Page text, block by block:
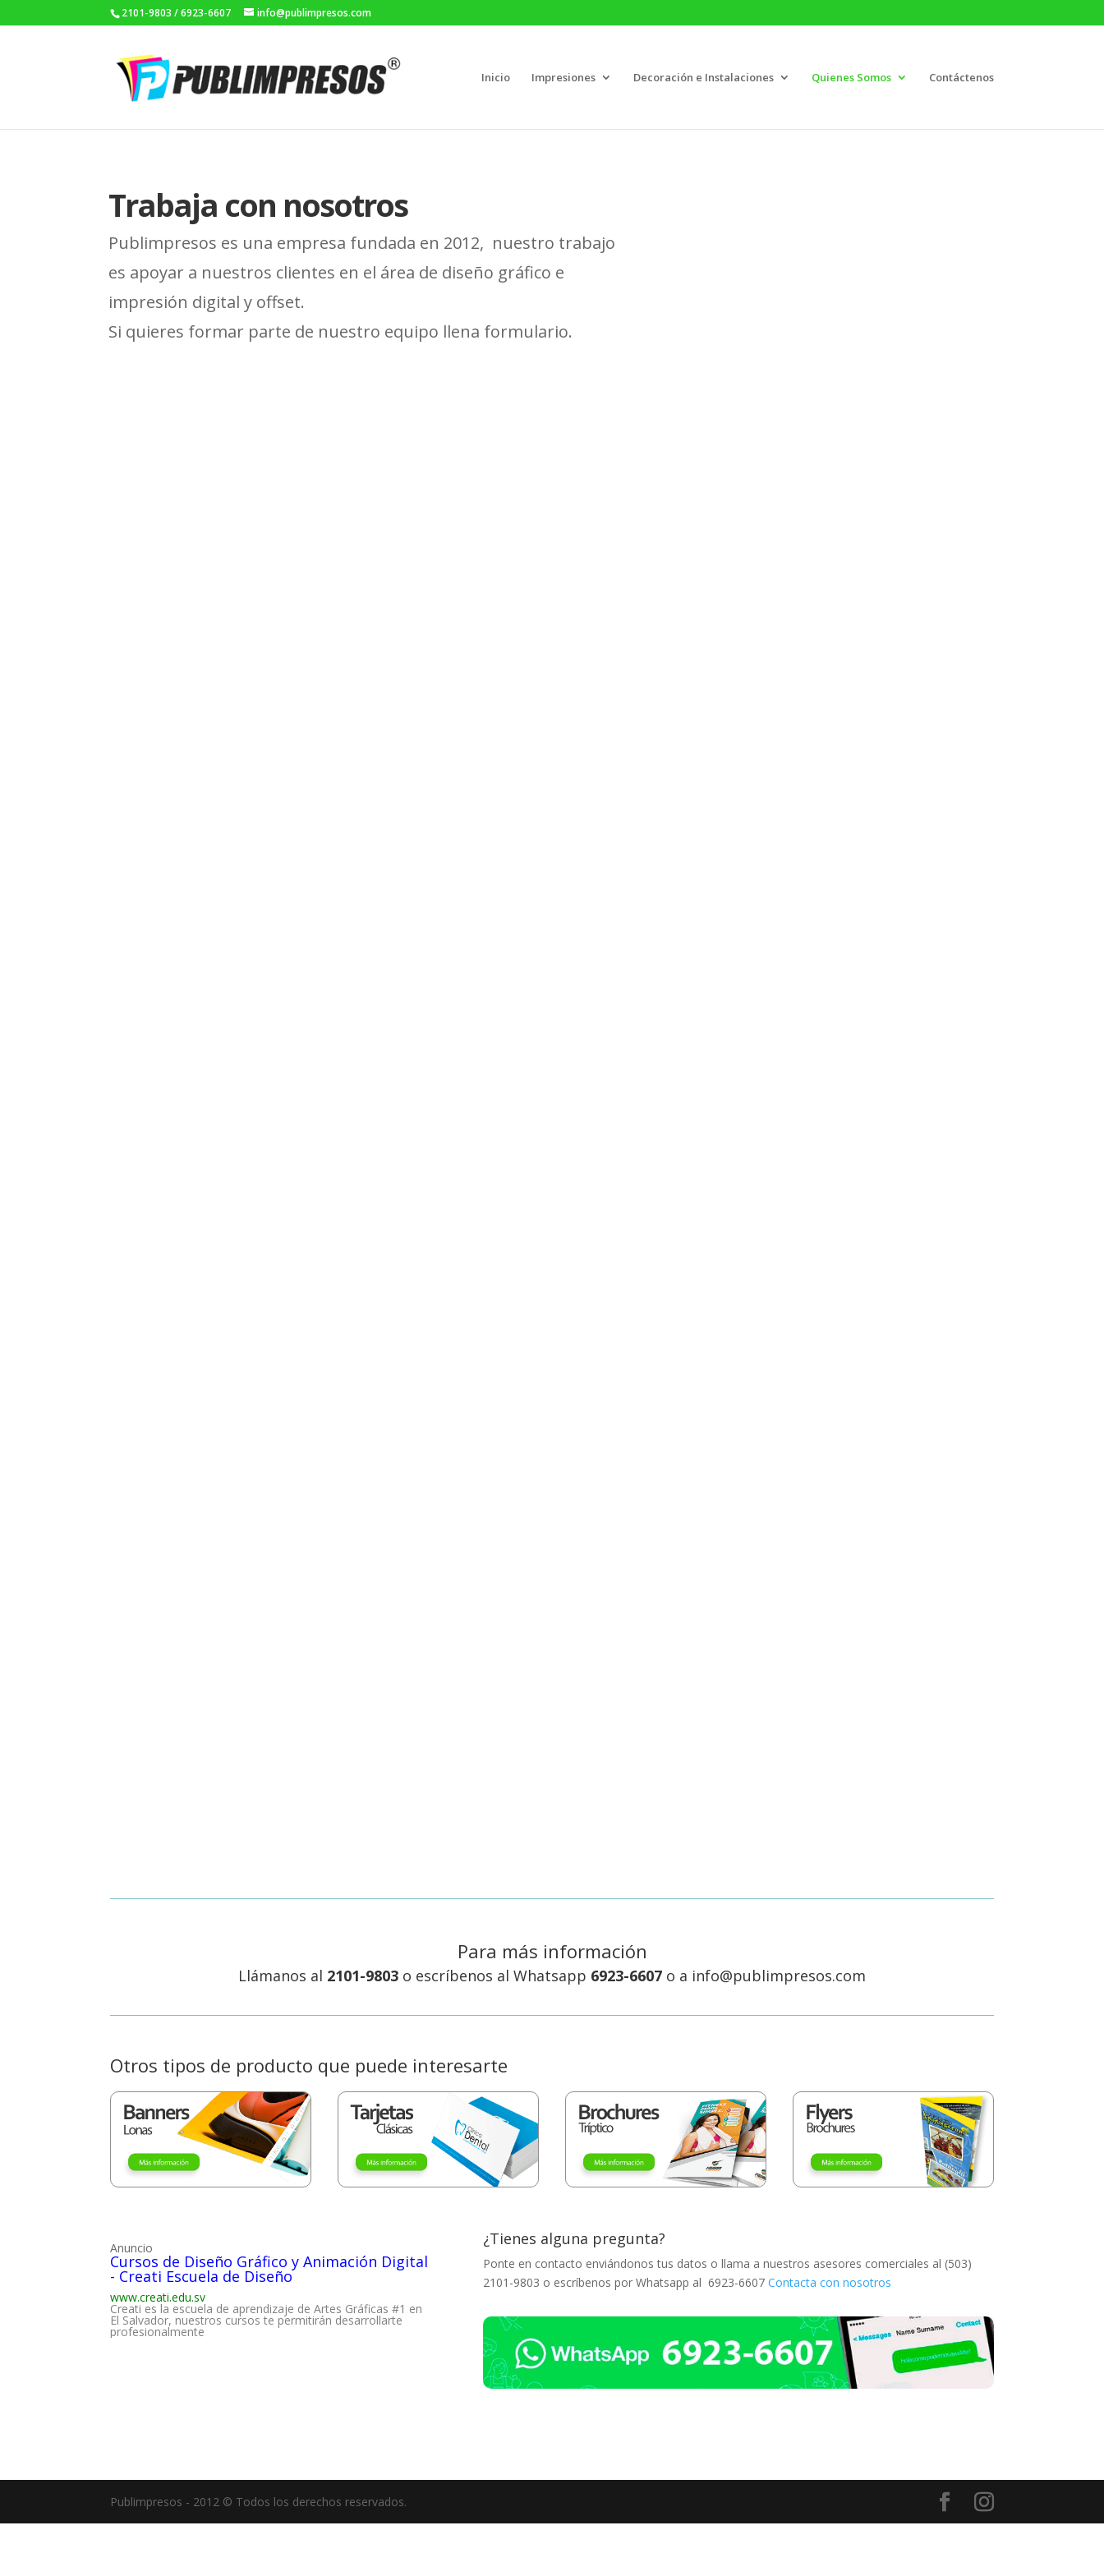
2101-9803 / 6923-6607 info@publimpresos.com
Inicio Impresiones Decoración e Instalaciones Quienes Somos Contáctenos
Trabaja con nosotros
Publimpresos es una empresa fundada en 2012, nuestro trabajo
es apoyar a nuestros clientes en el área de diseño gráfico e
impresión digital y offset.
Si quieres formar parte de nuestro equipo llena formulario.
Para más información
Llámanos al 2101-9803 o escríbenos al Whatsapp 6923-6607 o a info@publimpresos.com
Otros tipos de producto que puede interesarte
Anuncio
Cursos de Diseño Gráfico y Animación Digital
- Creati Escuela de Diseño
www.creati.edu.sv
Creati es la escuela de aprendizaje de Artes Gráficas #1 en
El Salvador, nuestros cursos te permitirán desarrollarte
profesionalmente
¿Tienes alguna pregunta?
Ponte en contacto enviándonos tus datos o llama a nuestros asesores comerciales al (503)
2101-9803 o escríbenos por Whatsapp al 6923-6607Contacta con nosotros
Publimpresos - 2012 © Todos los derechos reservados.